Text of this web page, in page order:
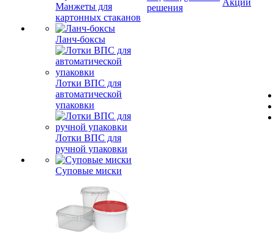
Манжеты для
картонных стаканов
Ланч-боксы
Лотки ВПС для
автоматической
упаковки
Лотки ВПС для
ручной упаковки
Суповые миски
решения
Акции